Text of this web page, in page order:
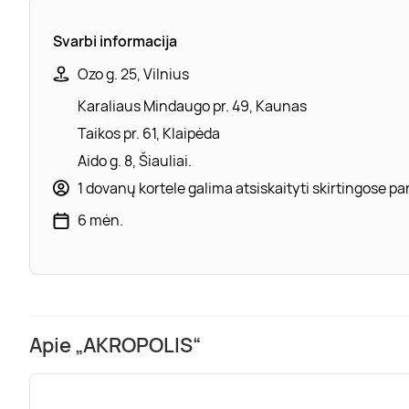
Svarbi informacija
Ozo g. 25, Vilnius
Karaliaus Mindaugo pr. 49, Kaunas
Taikos pr. 61, Klaipėda
Aido g. 8, Šiauliai.
1 dovanų kortele galima atsiskaityti skirtingose
6 mėn.
Apie „AKROPOLIS“